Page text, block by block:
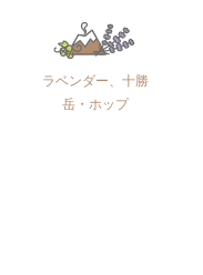
ラベンダー、十勝
岳・ホップ